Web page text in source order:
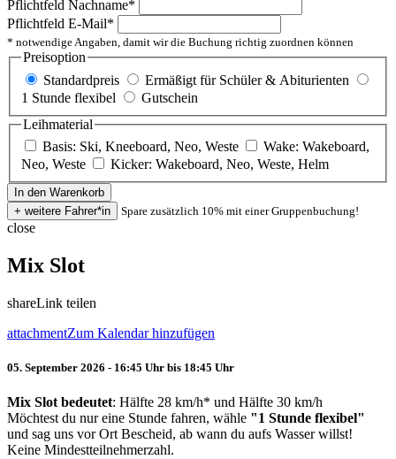
Pflichtfeld Nachname*
Pflichtfeld E-Mail*
* notwendige Angaben, damit wir die Buchung richtig zuordnen können
Preisoption
Standardpreis
Ermäßigt für Schüler & Abiturienten
1 Stunde flexibel
Gutschein
Leihmaterial
Basis: Ski, Kneeboard, Neo, Weste
Wake: Wakeboard,
Neo, Weste
Kicker: Wakeboard, Neo, Weste, Helm
Spare zusätzlich 10% mit einer Gruppenbuchung!
close
Mix Slot
shareLink teilen
attachmentZum Kalendar hinzufügen
05. September 2026 - 16:45 Uhr bis 18:45 Uhr
Mix Slot bedeutet: Hälfte 28 km/h* und Hälfte 30 km/h
Möchtest du nur eine Stunde fahren, wähle "1 Stunde flexibel"
und sag uns vor Ort Bescheid, ab wann du aufs Wasser willst!
Keine Mindestteilnehmerzahl.